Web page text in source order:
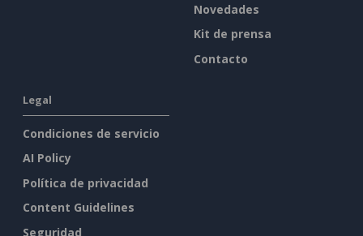
Novedades
Kit de prensa
Contacto
Legal
Condiciones de servicio
AI Policy
Política de privacidad
Content Guidelines
Seguridad